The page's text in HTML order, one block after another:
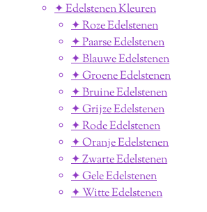
✦ Edelstenen Kleuren
✦ Roze Edelstenen
✦ Paarse Edelstenen
✦ Blauwe Edelstenen
✦ Groene Edelstenen
✦ Bruine Edelstenen
✦ Grijze Edelstenen
✦ Rode Edelstenen
✦ Oranje Edelstenen
✦ Zwarte Edelstenen
✦ Gele Edelstenen
✦ Witte Edelstenen